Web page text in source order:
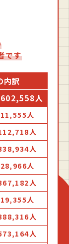
です
内訳
人
11,555人
人
人
28,966人
人
19,355人
人
人